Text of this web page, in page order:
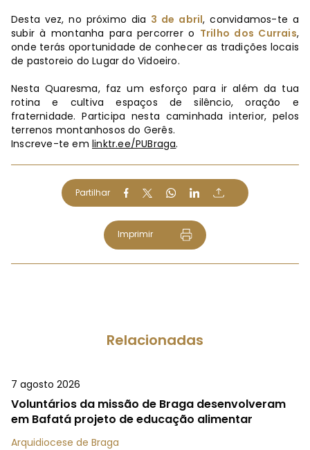
Desta vez, no próximo dia 3 de abril, convidamos-te a
subir à montanha para percorrer o Trilho dos Currais,
onde terás oportunidade de conhecer as tradições locais
de pastoreio do Lugar do Vidoeiro.
Nesta Quaresma, faz um esforço para ir além da tua
rotina e cultiva espaços de silêncio, oração e
fraternidade. Participa nesta caminhada interior, pelos
terrenos montanhosos do Gerês.
Inscreve-te em linktr.ee/PUBraga.
Partilhar
Imprimir
Relacionadas
7 agosto 2026
Voluntários da missão de Braga desenvolveram
em Bafatá projeto de educação alimentar
Arquidiocese de Braga